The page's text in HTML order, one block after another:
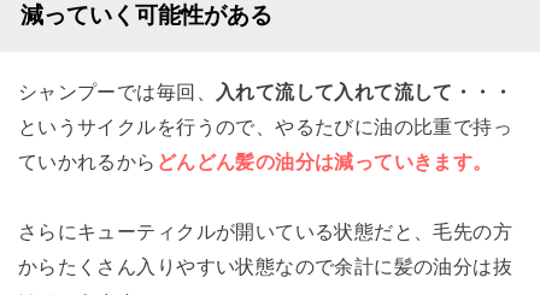
減っていく可能性がある
シャンプーでは毎回、
入れて流して入れて流して・・・
というサイクルを行うので、やるたびに油の比重で持っ
ていかれるから どんどん髪の油分は減っていきます。
さらにキューティクルが開いている状態だと、毛先の方
からたくさん入りやすい状態なので余計に髪の油分は抜